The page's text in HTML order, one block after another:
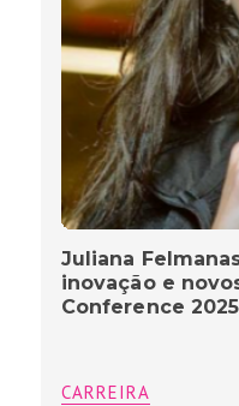
Juliana
inovação e
Conference
CARREIRA